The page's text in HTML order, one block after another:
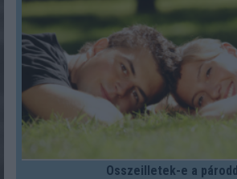
Összeilletek-e a